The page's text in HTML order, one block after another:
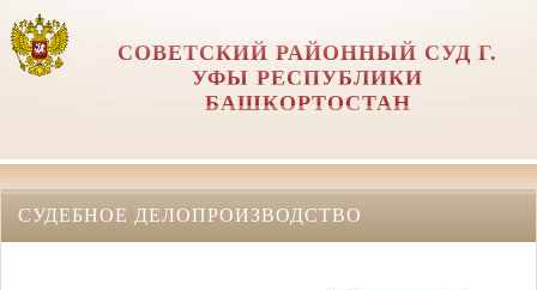
СОВЕТСКИЙ РАЙОННЫЙ СУД Г.
УФЫ РЕСПУБЛИКИ
БАШКОРТОСТАН
СУДЕБНОЕ ДЕЛОПРОИЗВОДСТВО